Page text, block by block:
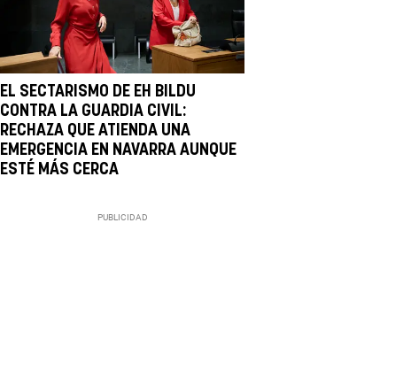
EL SECTARISMO DE EH BILDU
CONTRA LA GUARDIA CIVIL:
RECHAZA QUE ATIENDA UNA
EMERGENCIA EN NAVARRA AUNQUE
ESTÉ MÁS CERCA